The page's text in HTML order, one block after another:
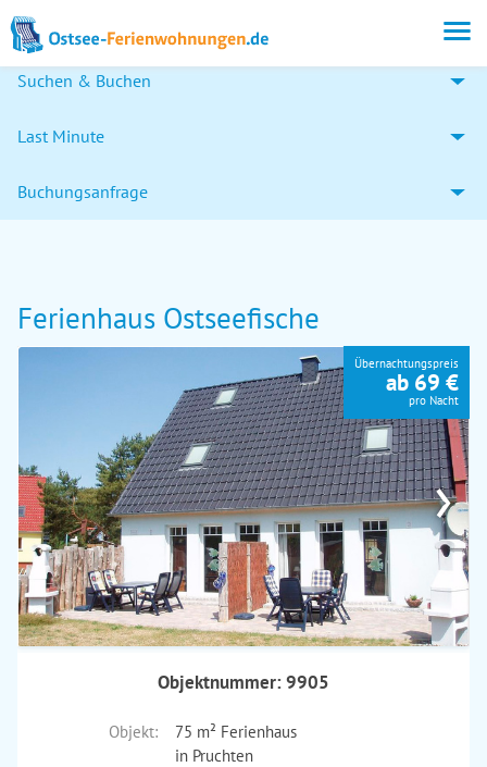
Suchen & Buchen
Last Minute
Buchungsanfrage
Ferienhaus Ostseefische
›
Übernachtungspreis
ab 69 €
pro Nacht
Objektnummer: 9905
Objekt:
75 m² Ferienhaus
in Pruchten